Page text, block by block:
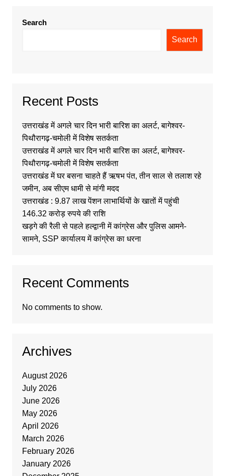
Search
Search
Recent Posts
उत्तराखंड में अगले चार दिन भारी बारिश का अलर्ट, बागेश्वर-
पिथौरागढ़-चमोली में विशेष सतर्कता
उत्तराखंड में अगले चार दिन भारी बारिश का अलर्ट, बागेश्वर-
पिथौरागढ़-चमोली में विशेष सतर्कता
उत्तराखंड में घर बसना चाहते हैं ऋषभ पंत, तीन साल से तलाश रहे
जमीन, अब सीएम धामी से मांगी मदद
उत्तराखंड : 9.87 लाख पेंशन लाभार्थियों के खातों में पहुंची
146.32 करोड़ रुपये की राशि
खड़गे की रैली से पहले हल्द्वानी में कांग्रेस और पुलिस आमने-
सामने, SSP कार्यालय में कांग्रेस का धरना
Recent Comments
No comments to show.
Archives
August 2026
July 2026
June 2026
May 2026
April 2026
March 2026
February 2026
January 2026